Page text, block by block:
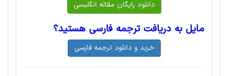
مایل به دریافت ترجمه فارسی هستید؟